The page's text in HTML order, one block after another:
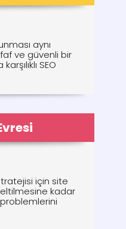
aynı
ve güvenli bir
SEO
için site
kadar